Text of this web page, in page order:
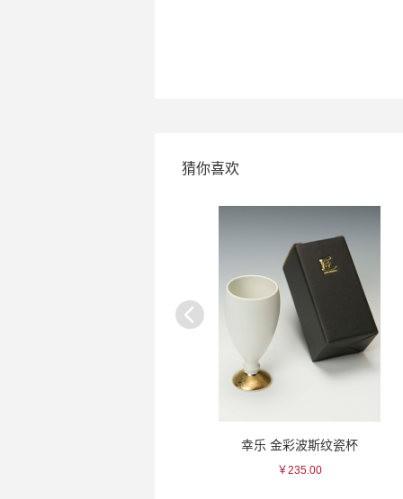
猜你喜欢
幸乐 金彩波斯纹瓷杯
￥235.00